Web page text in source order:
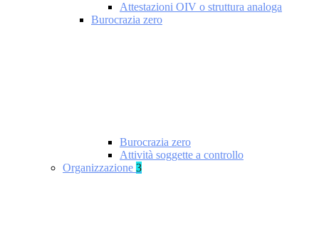
Attestazioni OIV o struttura analoga
Burocrazia zero
Burocrazia zero
Attività soggette a controllo
Organizzazione 3